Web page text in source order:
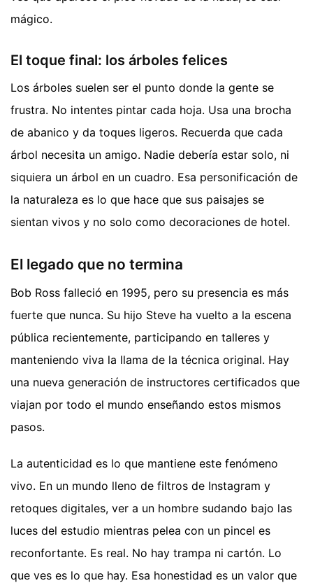
mágico.
El toque final: los árboles felices
Los árboles suelen ser el punto donde la gente se
frustra. No intentes pintar cada hoja. Usa una brocha
de abanico y da toques ligeros. Recuerda que cada
árbol necesita un amigo. Nadie debería estar solo, ni
siquiera un árbol en un cuadro. Esa personificación de
la naturaleza es lo que hace que sus paisajes se
sientan vivos y no solo como decoraciones de hotel.
El legado que no termina
Bob Ross falleció en 1995, pero su presencia es más
fuerte que nunca. Su hijo Steve ha vuelto a la escena
pública recientemente, participando en talleres y
manteniendo viva la llama de la técnica original. Hay
una nueva generación de instructores certificados que
viajan por todo el mundo enseñando estos mismos
pasos.
La autenticidad es lo que mantiene este fenómeno
vivo. En un mundo lleno de filtros de Instagram y
retoques digitales, ver a un hombre sudando bajo las
luces del estudio mientras pelea con un pincel es
reconfortante. Es real. No hay trampa ni cartón. Lo
que ves es lo que hay. Esa honestidad es un valor que